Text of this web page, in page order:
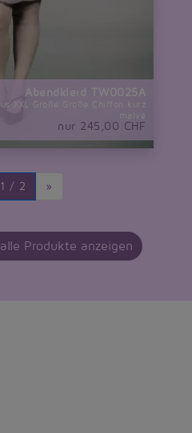
Abendkleid TW0025A
XXL Große Größe Chiffon kurz
malve
nur 245,00 CHF
1 / 2 »
Produkte anzeigen